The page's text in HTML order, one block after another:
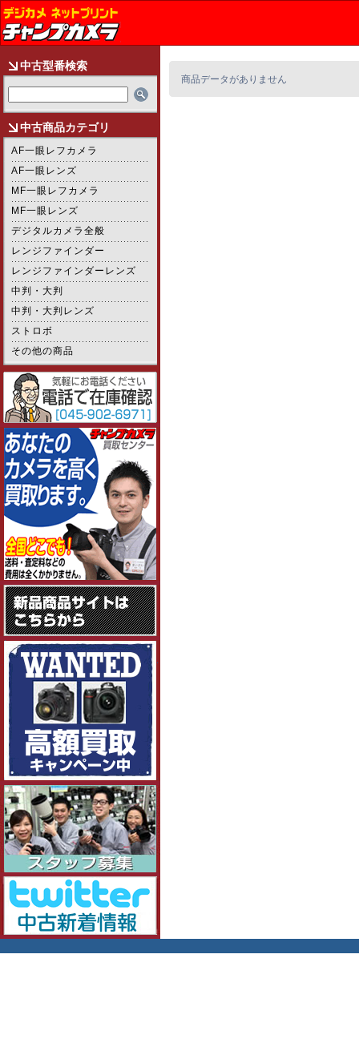
中古型番検索
中古商品カテゴリ
AF一眼レフカメラ
AF一眼レンズ
MF一眼レフカメラ
MF一眼レンズ
デジタルカメラ全般
レンジファインダー
レンジファインダーレンズ
中判・大判
中判・大判レンズ
ストロボ
その他の商品
商品データがありません